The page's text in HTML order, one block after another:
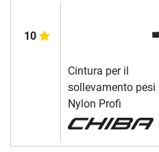
10
Cintura per il
sollevamento pesi
Nylon Profi